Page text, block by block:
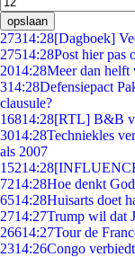
opslaan
27314:28[Dagboek]
27514:28Post hier pas
2014:28Meer dan helft
314:28Defensiepact
clausule?
16814:28[RTL] B&B
3014:28Techniekles
als 2007
15214:28
7214:28Hoe denkt
6514:28Huisarts doet
2714:27Trump wil dat
26614:27Tour de
2314:26Congo